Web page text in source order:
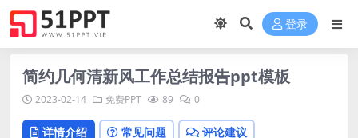
登录
简约几何清新风工作总结报告ppt模板
2023-02-14 免费PPT 89 0
详情介绍 常见问题 评论建议